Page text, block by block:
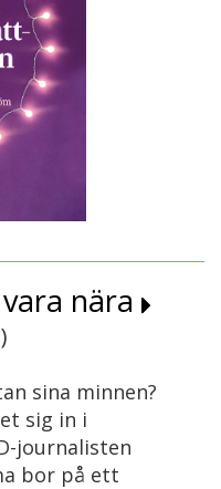
nära
)
sina minnen?
sig in i
journalisten
bor på ett